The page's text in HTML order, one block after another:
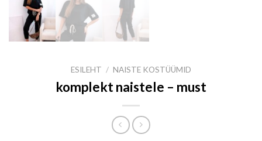
ESILEHT / NAISTE KOSTÜÜMID
komplekt naistele – must